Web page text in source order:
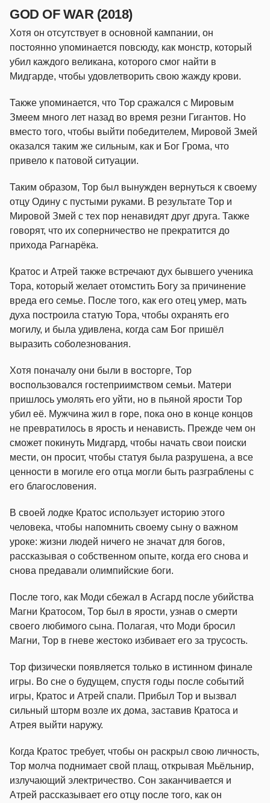
GOD OF WAR (2018)
Хотя он отсутствует в основной кампании, он
постоянно упоминается повсюду, как монстр, который
убил каждого великана, которого смог найти в
Мидгарде, чтобы удовлетворить свою жажду крови.
Также упоминается, что Тор сражался с Мировым
Змеем много лет назад во время резни Гигантов. Но
вместо того, чтобы выйти победителем, Мировой Змей
оказался таким же сильным, как и Бог Грома, что
привело к патовой ситуации.
Таким образом, Тор был вынужден вернуться к своему
отцу Одину с пустыми руками. В результате Тор и
Мировой Змей с тех пор ненавидят друг друга. Также
говорят, что их соперничество не прекратится до
прихода Рагнарёка.
Кратос и Атрей также встречают дух бывшего ученика
Тора, который желает отомстить Богу за причинение
вреда его семье. После того, как его отец умер, мать
духа построила статую Тора, чтобы охранять его
могилу, и была удивлена, когда сам Бог пришёл
выразить соболезнования.
Хотя поначалу они были в восторге, Тор
воспользовался гостеприимством семьи. Матери
пришлось умолять его уйти, но в пьяной ярости Тор
убил её. Мужчина жил в горе, пока оно в конце концов
не превратилось в ярость и ненависть. Прежде чем он
сможет покинуть Мидгард, чтобы начать свои поиски
мести, он просит, чтобы статуя была разрушена, а все
ценности в могиле его отца могли быть разграблены с
его благословения.
В своей лодке Кратос использует историю этого
человека, чтобы напомнить своему сыну о важном
уроке: жизни людей ничего не значат для богов,
рассказывая о собственном опыте, когда его снова и
снова предавали олимпийские боги.
После того, как Моди сбежал в Асгард после убийства
Магни Кратосом, Тор был в ярости, узнав о смерти
своего любимого сына. Полагая, что Моди бросил
Магни, Тор в гневе жестоко избивает его за трусость.
Тор физически появляется только в истинном финале
игры. Во сне о будущем, спустя годы после событий
игры, Кратос и Атрей спали. Прибыл Тор и вызвал
сильный шторм возле их дома, заставив Кратоса и
Атрея выйти наружу.
Когда Кратос требует, чтобы он раскрыл свою личность,
Тор молча поднимает свой плащ, открывая Мьёльнир,
излучающий электричество. Сон заканчивается и
Атрей рассказывает его отцу после того, как он